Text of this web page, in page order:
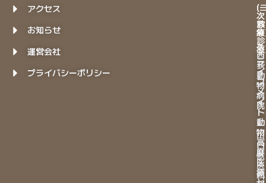
アクセス
お知らせ
運営会社
プライバシーポリシー
(
次
診
－
西
荻
動
物
病
院
－
山
口
獣
医
科
(
救
急
診
ラ
イ
フ
メ
イ
ト
動
物
高
度
医
療